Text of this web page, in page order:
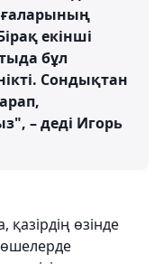
екінші
бұл
Сондықтан
– деді Игорь
өзінде